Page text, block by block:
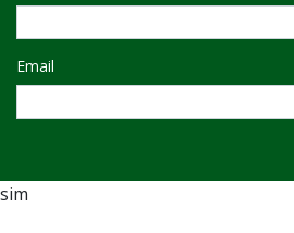
Email
sim